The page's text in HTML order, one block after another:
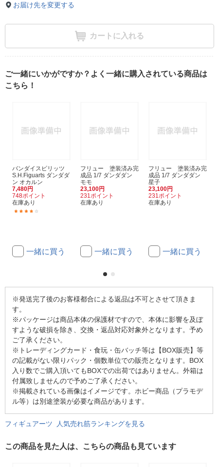
お届け先を変更する
カートに入れる
ご一緒にいかがですか？よく一緒に購入されている商品は
こちら！
バンダイスピリッツ
S.H.Figuarts ダンダダ
ン オカルン
7,480円
748ポイント
在庫あり
一緒に買う
フリュー 塗装済み完
成品 1/7 ダンダダン
モモ
23,100円
231ポイント
在庫あり
一緒に買う
フリュー 塗装済み完
成品 1/7 ダンダダン
星子
23,100円
231ポイント
在庫あり
一緒に買う
※発送完了後のお客様都合による返品は不可とさせて頂きま
す。
※パッケージは商品本体の保護材ですので、本体に影響を及ぼ
すような破損を除き、交換・返品対応対象外となります。予め
ご了承ください。
※トレーディングカード・食玩・缶バッチ等は【BOX販売】等
の記載がない限りパック・個数単位での販売となります。BOX
入り数でご購入頂いてもBOXでの出荷ではありません。外箱は
付属致しませんので予めご了承ください。
※掲載されている画像はイメージです。ホビー商品（プラモデ
ル等）は別途塗装が必要な商品があります。
フィギュアーツ 人気売れ筋ランキングを見る
この商品を見た人は、こちらの商品も見ています